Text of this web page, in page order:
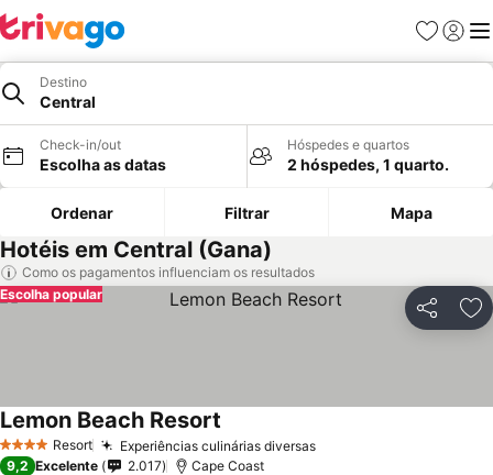
Favoritos
Iniciar
Destino
Central
Check-in/out
Escolha as datas
Hóspedes e quartos
2 hóspedes, 1 quarto.
Ordenar Filtrar Mapa
Hotéis em Central (Gana)
Como os pagamentos influenciam os resultados
Partilhar
Escolha popular
4 EstrelasResort Experiências culinárias diversas
Lemon Beach Resort
9,2 Excelente 2.017 Cape Coast